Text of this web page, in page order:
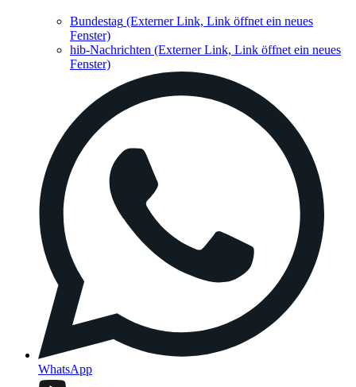
Bundestag (Externer Link, Link öffnet ein neues
Fenster)
hib-Nachrichten (Externer Link, Link öffnet ein neues
Fenster)
WhatsApp